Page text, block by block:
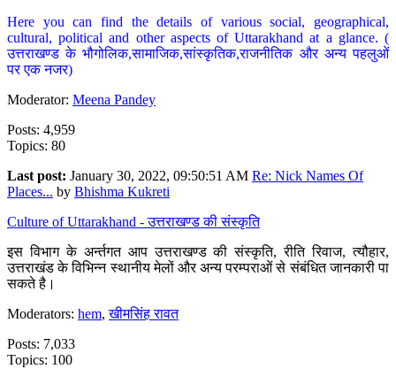
Here you can find the details of various social, geographical,
cultural, political and other aspects of Uttarakhand at a glance. (
उत्तराखण्ड के भौगोलिक,सामाजिक,सांस्कृतिक,राजनीतिक और अन्य पहलुओं
पर एक नजर)
Moderator: Meena Pandey
Posts: 4,959
Topics: 80
Last post: January 30, 2022, 09:50:51 AM Re: Nick Names Of
Places... by Bhishma Kukreti
Culture of Uttarakhand - उत्तराखण्ड की संस्कृति
इस विभाग के अर्न्तगत आप उत्तराखण्ड की संस्कृति, रीति रिवाज, त्यौहार,
उत्तराखंड के विभिन्न स्थानीय मेलों और अन्य परम्पराओं से संबंधित जानकारी पा
सकते है।
Moderators: hem,खीमसिंह रावत
Posts: 7,033
Topics: 100